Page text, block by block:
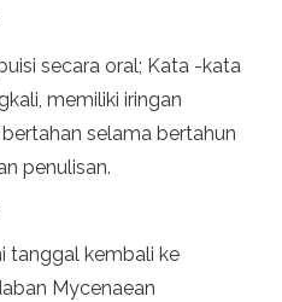
secara oral; Kata -kata
memiliki iringan
selama bertahun
penulisan.
tanggal kembali ke
Mycenaean